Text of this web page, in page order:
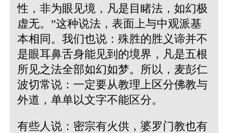
性，非为眼见境，凡是目睹法，如幻极
虚无。”这种说法，表面上与中观派基
本相同。我们也说：殊胜的胜义谛并不
是眼耳鼻舌身能见到的境界，凡是五根
所见之法全部如幻如梦。所以，麦彭仁
波切常说：一定要从教理上区分佛教与
外道，单单以文字不能区分。
有些人说：密宗有火供，婆罗门教也有